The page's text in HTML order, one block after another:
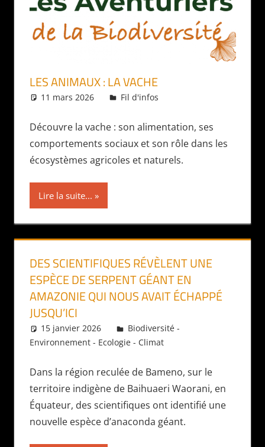
LES ANIMAUX : LA VACHE
11 mars 2026 Daniel
Fil d'infos
Découvre la vache : son alimentation, ses
comportements sociaux et son rôle dans les
écosystèmes agricoles et naturels.
Lire la suite...
DES SCIENTIFIQUES RÉVÈLENT UNE
ESPÈCE DE SERPENT GÉANT EN
AMAZONIE QUI NOUS AVAIT ÉCHAPPÉ
JUSQU’ICI
15 janvier 2026 Daniel
Biodiversité -
Environnement - Ecologie - Climat
Dans la région reculée de Bameno, sur le
territoire indigène de Baihuaeri Waorani, en
Équateur, des scientifiques ont identifié une
nouvelle espèce d’anaconda géant.